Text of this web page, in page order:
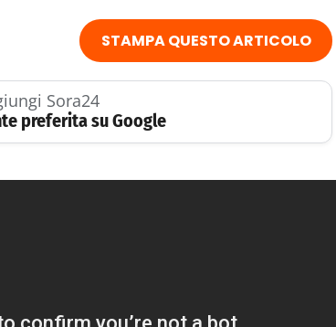
STAMPA QUESTO ARTICOLO
Sora24
preferita su Google